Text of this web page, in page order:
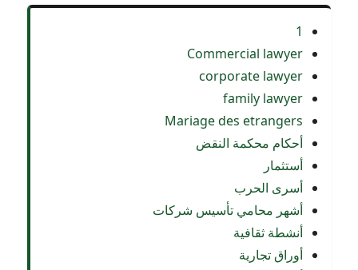
1
Commercial lawyer
corporate lawyer
family lawyer
Mariage des etrangers
أحكام محكمة النقض
أستثمار
أسرى الحرب
أشهر محامي تأسيس شركات
أنشطة ثقافية
أوراق تجارية